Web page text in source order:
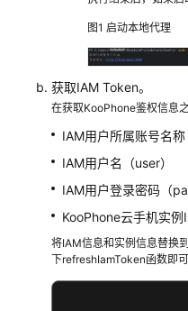
    console.
});
图1 启动本地代理
获取IAM Token。
在获取KooPhone鉴权信息
IAM用户所属账号名称
IAM用户名（user）
IAM用户登录密码（
KooPhone云手机实例
将IAM信息和实例信息替换
下refreshIamToken函数即